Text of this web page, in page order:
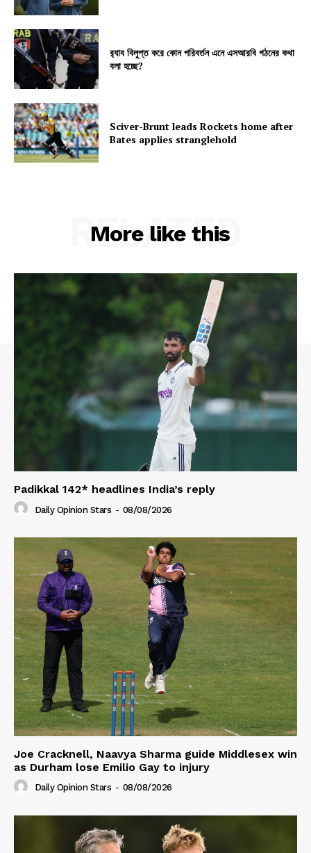
র‍্যাব বিলুপ্ত করে কোন পরিবর্তন এনে এসআরবি গঠনের কথা
বলা হচ্ছে?
Sciver-Brunt leads Rockets home after
Bates applies stranglehold
More like this
RELATED
Padikkal 142* headlines India’s reply
Daily Opinion Stars - 08/08/2026
Joe Cracknell, Naavya Sharma guide Middlesex win
as Durham lose Emilio Gay to injury
Daily Opinion Stars - 08/08/2026